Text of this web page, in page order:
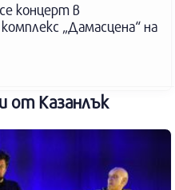
концерт в
„Дамасцена“ на
от Казанлък